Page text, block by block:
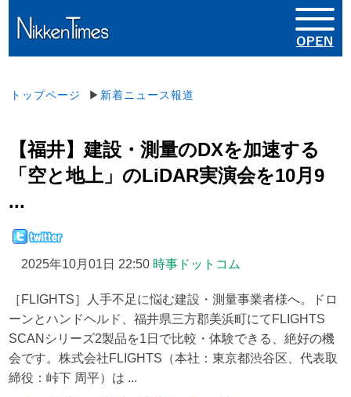
トップページ ▶ 新着ニュース報道
【福井】建設・測量のDXを加速する
「空と地上」のLiDAR実演会を10月9
...
2025年10月01日 22:50 時事ドットコム
［FLIGHTS］人手不足に悩む建設・測量事業者様へ。ドロ
ーンとハンドヘルド、福井県三方郡美浜町にてFLIGHTS
SCANシリーズ2製品を1日で比較・体験できる、絶好の機
会です。株式会社FLIGHTS（本社：東京都渋谷区、代表取
締役：峠下 周平）は ...